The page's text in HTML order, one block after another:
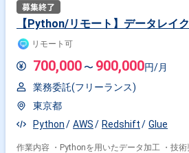
【Python/リモート】データレイ
リモート可
700,000 〜 900,000円/月
業務委託(フリーランス)
東京都
Python
AWS Redshift Glue
作業内容 ・Pythonを用いたデータ加工 ・技